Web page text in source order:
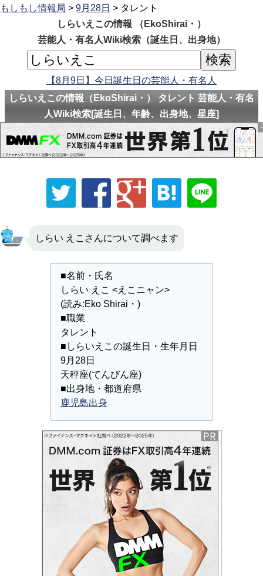
もしもし情報局 > 9月28日 > タレント
しらいえこの情報 （EkoShirai・）
芸能人・有名人Wiki検索（誕生日、出身地）
【8月9日】今日誕生日の芸能人・有名人
しらいえこの情報（EkoShirai・） タレント 芸能人・有名
人Wiki検索[誕生日、年齢、出身地、星座]
しらい えこさんについて調べます
■名前・氏名
しらい えこ <えこニャン>
(読み:Eko Shirai・)
■職業
タレント
■しらいえこの誕生日・生年月日
9月28日
天秤座(てんびん座)
■出身地・都道府県
鹿児島出身